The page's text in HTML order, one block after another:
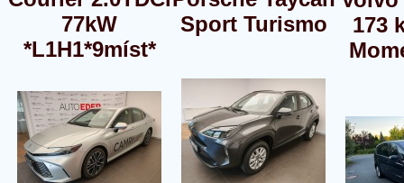
77kW
*L1H1*9míst*
Sport Turismo
173